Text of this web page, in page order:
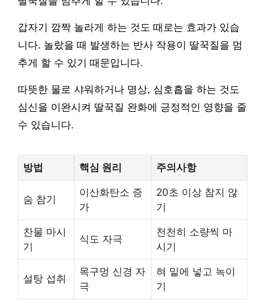
갑자기 깜짝 놀라게 하는 것도 때로는 효과가 있습
니다. 놀랐을 때 발생하는 반사 작용이 딸꾹질을 멈
추게 할 수 있기 때문입니다.
따뜻한 물로 샤워하거나 명상, 심호흡을 하는 것도
심신을 이완시켜 딸꾹질 완화에 긍정적인 영향을 줄
수 있습니다.
방법 핵심 원리 주의사항
숨 참기
이산화탄소 증
가
20초 이상 참지 않
기
찬물 마시
기
식도 자극
천천히 소량씩 마
시기
설탕 섭취
목구멍 신경 자
극
혀 밑에 넣고 녹이
기